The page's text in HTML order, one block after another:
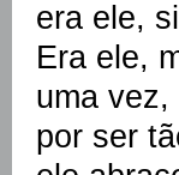
era ele,
Era ele,
uma
por ser